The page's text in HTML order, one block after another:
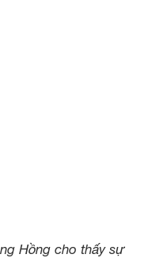
Hồng cho thấy sự